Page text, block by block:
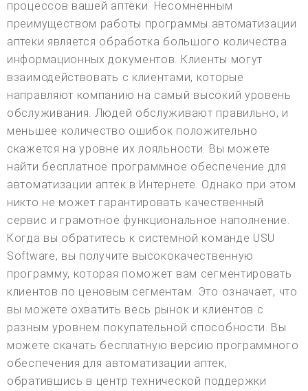
процессов вашей аптеки. Несомненным
преимуществом работы программы автоматизации
аптеки является обработка большого количества
информационных документов. Клиенты могут
взаимодействовать с клиентами, которые
направляют компанию на самый высокий уровень
обслуживания. Людей обслуживают правильно, и
меньшее количество ошибок положительно
скажется на уровне их лояльности. Вы можете
найти бесплатное программное обеспечение для
автоматизации аптек в Интернете. Однако при этом
никто не может гарантировать качественный
сервис и грамотное функциональное наполнение.
Когда вы обратитесь к системной команде USU
Software, вы получите высококачественную
программу, которая поможет вам сегментировать
клиентов по ценовым сегментам. Это означает, что
вы можете охватить весь рынок и клиентов с
разным уровнем покупательной способности. Вы
можете скачать бесплатную версию программного
обеспечения для автоматизации аптек,
обратившись в центр технической поддержки